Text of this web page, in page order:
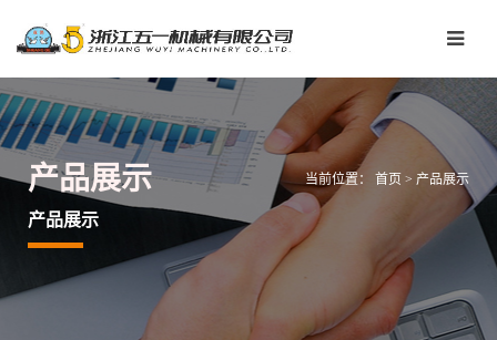
产品展示
产品展示
当前位置： 首页 > 产品展示